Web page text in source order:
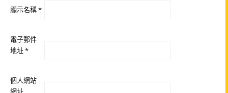
顯示名稱*
電子郵件
地址*
個人網站